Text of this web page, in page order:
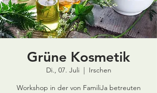
Grüne Kosmetik
Di., 07. Juli
  |
Irschen
Workshop in der von FamiliJa betreuten